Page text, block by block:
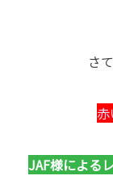
さて
JAF様による